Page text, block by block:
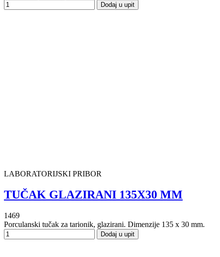
Dodaj u upit
LABORATORIJSKI PRIBOR
TUČAK GLAZIRANI 135X30 MM
1469
Porculanski tučak za tarionik, glazirani. Dimenzije 135 x 30 mm.
Dodaj u upit